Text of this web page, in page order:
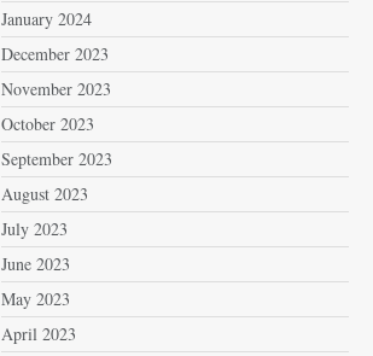
January 2024
December 2023
November 2023
October 2023
September 2023
August 2023
July 2023
June 2023
May 2023
April 2023